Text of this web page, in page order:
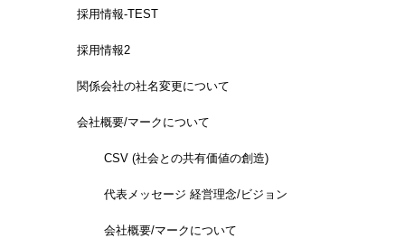
採用情報-TEST
採用情報2
関係会社の社名変更について
会社概要/マークについて
CSV (社会との共有価値の創造)
代表メッセージ 経営理念/ビジョン
会社概要/マークについて